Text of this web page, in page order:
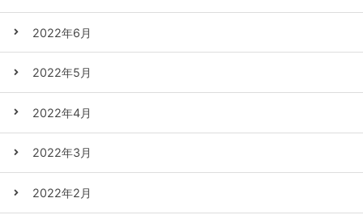
2022年6月
2022年5月
2022年4月
2022年3月
2022年2月